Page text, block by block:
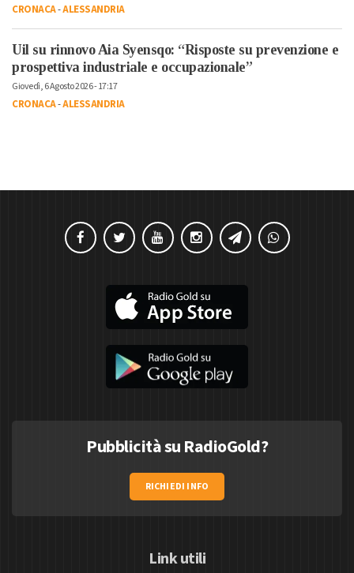
CRONACA-ALESSANDRIA
Uil su rinnovo Aia Syensqo: “Risposte su prevenzione e
prospettiva industriale e occupazionale”
Giovedì, 6 Agosto 2026 - 17:17
CRONACA-ALESSANDRIA
Pubblicità su RadioGold?
RICHIEDI INFO
Link utili